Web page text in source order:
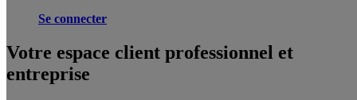
Se connecter
Votre espace client professionnel et
entreprise